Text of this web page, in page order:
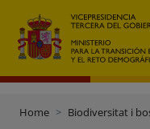
Home Biodiversitat i